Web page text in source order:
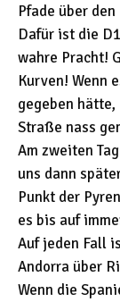
Pfade über
Dafür ist die
wahre Pracht!
Kurven! Wenn
gegeben
Straße nass
Am zweiten
uns dann
Punkt der
es bis auf
Auf jeden Fall
Andorra über
Wenn die